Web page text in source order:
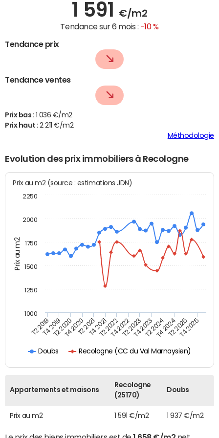
1 591 €/m2
Tendance sur 6 mois : -10 %
Tendance prix
Tendance ventes
Prix bas :
1 036 €/m2
Prix haut :2 211 €/m2
Méthodologie
Evolution des prix immobiliers à Recologne
Prix au m2
Prix au m2 (source : estimations JDN)
Doubs Recologne (CC du Val Marnaysien)
T2 2019T4 2019T2 2020T4 2020T2 2021T4 2021T2 2022T4 2022T2 2023T4 2023T2 2024T4 2024T2 2025T4 2025
1000
1250
1500
1750
2000
2250
Appartements et maisons
Recologne
(25170)
Doubs
Prix au m2 1 591 €/m2 1 937 €/m2